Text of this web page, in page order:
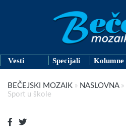
Vesti Specijali Kolumne
BEČEJSKI MOZAIK » NASLOVNA»
Sport u škole